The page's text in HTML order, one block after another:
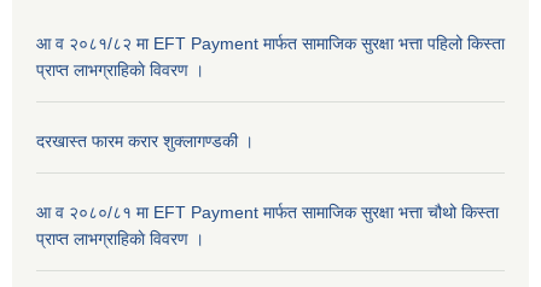
आ व २०८१/८२ मा EFT Payment मार्फत सामाजिक सुरक्षा भत्ता पहिलो किस्ता
प्राप्त लाभग्राहिकाे विवरण ।
दरखास्त फारम करार शुक्लागण्डकी ।
आ व २०८०/८१ मा EFT Payment मार्फत सामाजिक सुरक्षा भत्ता चौथो किस्ता
प्राप्त लाभग्राहिकाे विवरण ।